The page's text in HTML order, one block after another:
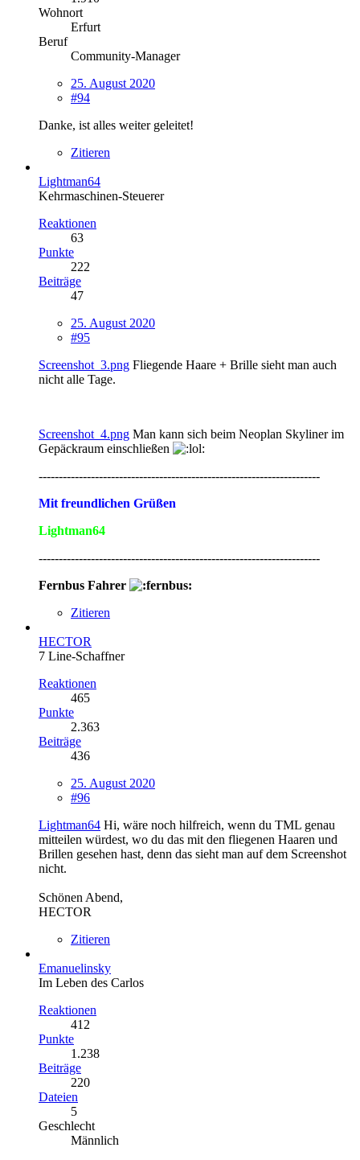
Wohnort
Erfurt
Beruf
Community-Manager
25. August 2020
#94
Danke, ist alles weiter geleitet!
Zitieren
Lightman64
Kehrmaschinen-Steuerer
Reaktionen
63
Punkte
222
Beiträge
47
25. August 2020
#95
Screenshot_3.png Fliegende Haare + Brille sieht man auch
nicht alle Tage.
Screenshot_4.png Man kann sich beim Neoplan Skyliner im
Gepäckraum einschließen
----------------------------------------------------------------------
Mit freundlichen Grüßen
Lightman64
----------------------------------------------------------------------
Fernbus Fahrer
Zitieren
HECTOR
7 Line-Schaffner
Reaktionen
465
Punkte
2.363
Beiträge
436
25. August 2020
#96
Lightman64 Hi, wäre noch hilfreich, wenn du TML genau
mitteilen würdest, wo du das mit den fliegenen Haaren und
Brillen gesehen hast, denn das sieht man auf dem Screenshot
nicht.
Schönen Abend,
HECTOR
Zitieren
Emanuelinsky
Im Leben des Carlos
Reaktionen
412
Punkte
1.238
Beiträge
220
Dateien
5
Geschlecht
Männlich